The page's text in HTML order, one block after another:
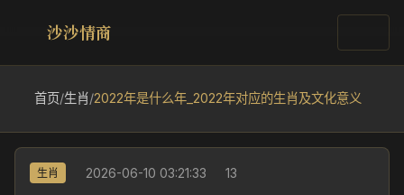
沙沙情商
首页/生肖/2022年是什么年_2022年对应的生肖及文化意义
生肖 2026-06-10 03:21:33 13